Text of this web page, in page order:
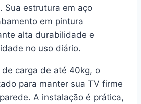
Sua estrutura em aço
em pintura
alta durabilidade e
no uso diário.
carga de até 40kg, o
para manter sua TV firme
A instalação é prática,